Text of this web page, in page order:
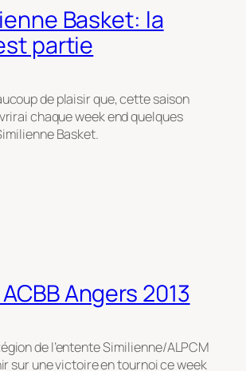
Basket: la
partie
de plaisir que, cette saison
chaque week end quelques
Basket.
Angers 2013
de l’entente Similienne/ALPCM
sur une victoire en tournoi ce week